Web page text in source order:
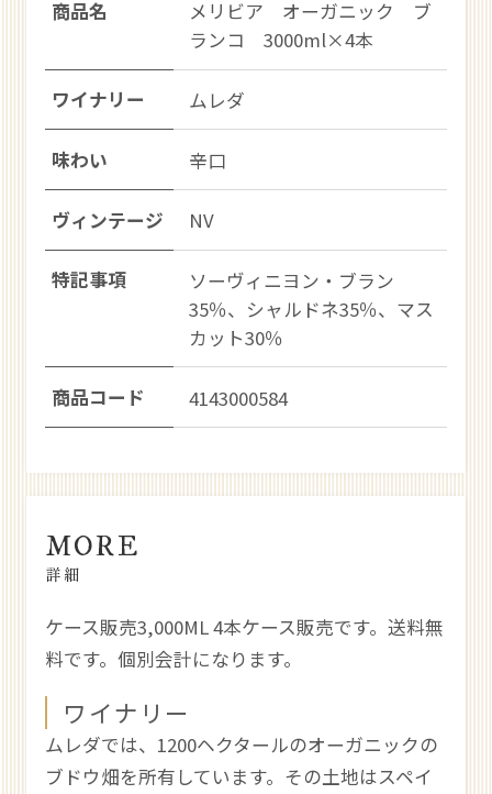
商品名
メリビア オーガニック ブ
ランコ 3000ml×4本
ワイナリー ムレダ
味わい 辛口
ヴィンテージ NV
特記事項
ソーヴィニヨン・ブラン
35％、シャルドネ35％、マス
カット30％
商品コード 4143000584
MORE
詳細
ケース販売3,000ML 4本ケース販売です。送料無
料です。個別会計になります。
ワイナリー
ムレダでは、1200ヘクタールのオーガニックの
ブドウ畑を所有しています。その土地はスペイ